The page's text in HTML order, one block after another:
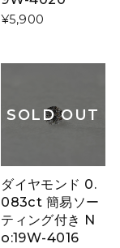
¥5,900
SOLD OUT
ダイヤモンド 0.
083ct 簡易ソー
ティング付き N
o:19W-4016